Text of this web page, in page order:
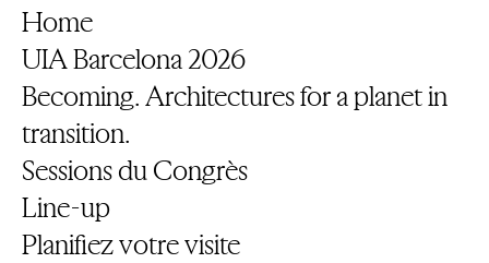
Home
UIA Barcelona 2026
Becoming. Architectures for a planet in
transition.
Sessions du Congrès
Line-up
Planifiez votre visite